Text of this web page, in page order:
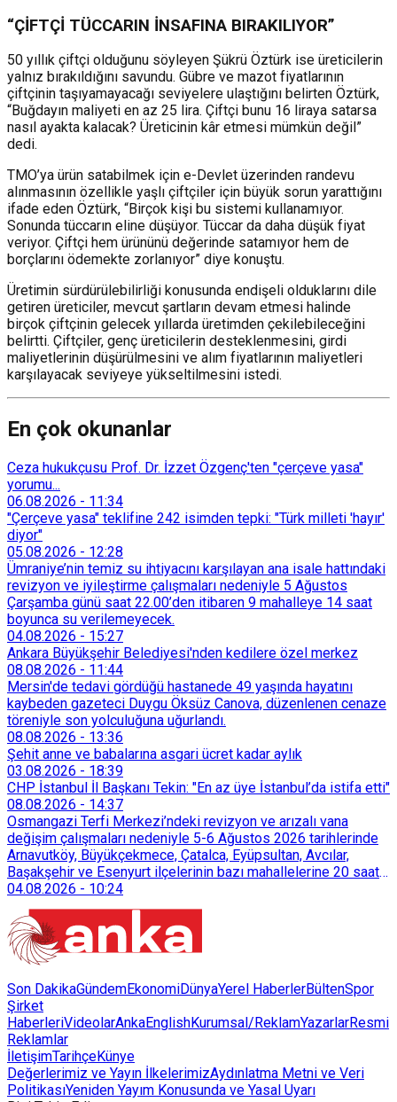
“ÇİFTÇİ TÜCCARIN İNSAFINA BIRAKILIYOR”
50 yıllık çiftçi olduğunu söyleyen Şükrü Öztürk ise üreticilerin
yalnız bırakıldığını savundu. Gübre ve mazot fiyatlarının
çiftçinin taşıyamayacağı seviyelere ulaştığını belirten Öztürk,
“Buğdayın maliyeti en az 25 lira. Çiftçi bunu 16 liraya satarsa
nasıl ayakta kalacak? Üreticinin kâr etmesi mümkün değil”
dedi.
TMO’ya ürün satabilmek için e-Devlet üzerinden randevu
alınmasının özellikle yaşlı çiftçiler için büyük sorun yarattığını
ifade eden Öztürk, “Birçok kişi bu sistemi kullanamıyor.
Sonunda tüccarın eline düşüyor. Tüccar da daha düşük fiyat
veriyor. Çiftçi hem ürününü değerinde satamıyor hem de
borçlarını ödemekte zorlanıyor” diye konuştu.
Üretimin sürdürülebilirliği konusunda endişeli olduklarını dile
getiren üreticiler, mevcut şartların devam etmesi halinde
birçok çiftçinin gelecek yıllarda üretimden çekilebileceğini
belirtti. Çiftçiler, genç üreticilerin desteklenmesini, girdi
maliyetlerinin düşürülmesini ve alım fiyatlarının maliyetleri
karşılayacak seviyeye yükseltilmesini istedi.
En çok okunanlar
Ceza hukukçusu Prof. Dr. İzzet Özgenç'ten "çerçeve yasa"
yorumu...
06.08.2026 - 11:34
"Çerçeve yasa" teklifine 242 isimden tepki: "Türk milleti 'hayır'
diyor"
05.08.2026 - 12:28
Ümraniye’nin temiz su ihtiyacını karşılayan ana isale hattındaki
revizyon ve iyileştirme çalışmaları nedeniyle 5 Ağustos
Çarşamba günü saat 22.00’den itibaren 9 mahalleye 14 saat
boyunca su verilemeyecek.
04.08.2026 - 15:27
Ankara Büyükşehir Belediyesi'nden kedilere özel merkez
08.08.2026 - 11:44
Mersin'de tedavi gördüğü hastanede 49 yaşında hayatını
kaybeden gazeteci Duygu Öksüz Canova, düzenlenen cenaze
töreniyle son yolculuğuna uğurlandı.
08.08.2026 - 13:36
Şehit anne ve babalarına asgari ücret kadar aylık
03.08.2026 - 18:39
CHP İstanbul İl Başkanı Tekin: "En az üye İstanbul’da istifa etti"
08.08.2026 - 14:37
Osmangazi Terfi Merkezi’ndeki revizyon ve arızalı vana
değişim çalışmaları nedeniyle 5-6 Ağustos 2026 tarihlerinde
Arnavutköy, Büyükçekmece, Çatalca, Eyüpsultan, Avcılar,
Başakşehir ve Esenyurt ilçelerinin bazı mahallelerine 20 saat
süreyle su verilemeyecek.
04.08.2026 - 10:24
Son DakikaGündemEkonomiDünyaYerel HaberlerBültenSpor
Şirket
HaberleriVideolarAnkaEnglishKurumsal/ReklamYazarlarResmi
Reklamlar
İletişimTarihçeKünye
Değerlerimiz ve Yayın İlkelerimizAydınlatma Metni ve Veri
PolitikasıYeniden Yayım Konusunda ve Yasal Uyarı